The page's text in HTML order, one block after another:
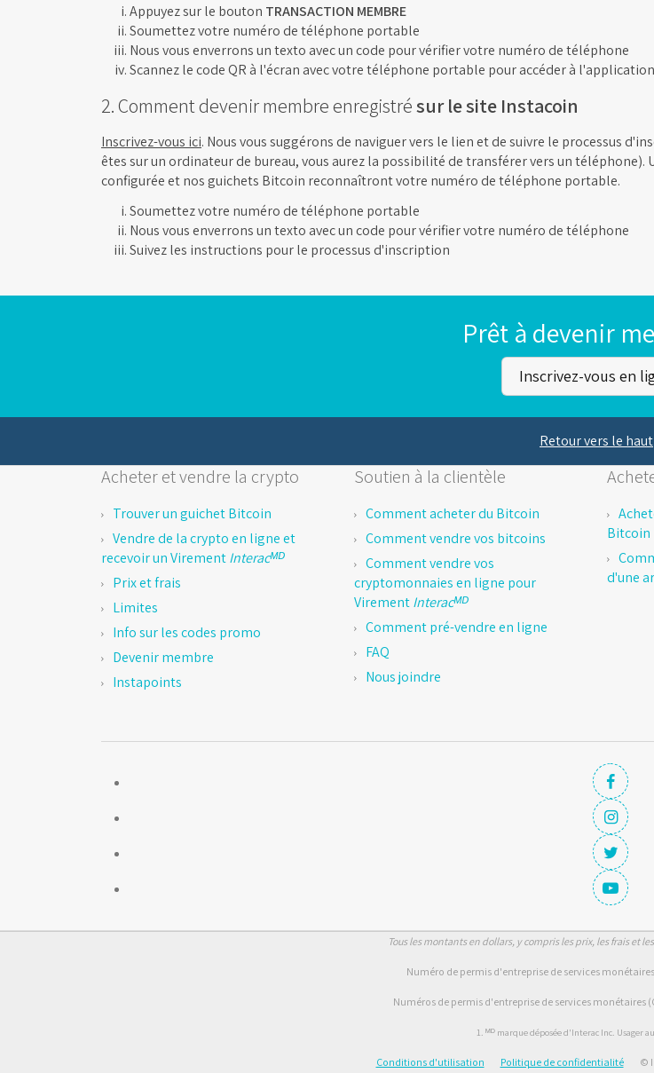
Appuyez sur le bouton TRANSACTION MEMBRE
Soumettez votre numéro de téléphone portable
Nous vous enverrons un texto avec un code pour vérifier votre numéro de téléphone
Scannez le code QR à l'écran avec votre téléphone portable pour accéder à
2. Comment devenir membre enregistrésur le site Instacoin
Inscrivez-vous ici. Nous vous suggérons de naviguer vers le lien et de suivre le processus
êtes sur un ordinateur de bureau, vous aurez la possibilité de transférer vers un
configurée et nos guichets Bitcoin reconnaîtront votre numéro de téléphone portable.
Soumettez votre numéro de téléphone portable
Nous vous enverrons un texto avec un code pour vérifier votre numéro de téléphone
Suivez les instructions pour le processus d'inscription
Prêt à devenir
Inscrivez-vous en
Retour vers le haut
Acheter et vendre la crypto
Trouver un guichet Bitcoin
Vendre de la crypto en ligne et
recevoir un VirementInteracᴹᴰ
Prix et frais
Limites
Info sur les codes promo
Devenir membre
Instapoints
Soutien à la clientèle
Comment acheter du Bitcoin
Comment vendre vos bitcoins
Comment vendre vos
cryptomonnaies en ligne pour
VirementInteracᴹᴰ
Comment pré-vendre en ligne
FAQ
Nous joindre
Bitcoin
d'une
Tous les montants en dollars, y compris les prix, les frais et
Numéro de permis d'entreprise de services monétaires
Numéros de permis d'entreprise de services monétaires
1. ᴹᴰ marque déposée d'Interac Inc. Usager
Conditions d'utilisation Politique de confidentialité ©